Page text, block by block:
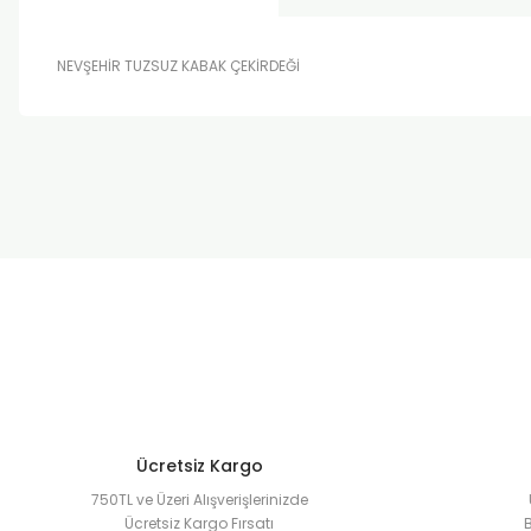
NEVŞEHİR TUZSUZ KABAK ÇEKİRDEĞİ
Ücretsiz Kargo
750TL ve Üzeri Alışverişlerinizde
Ücretsiz Kargo Fırsatı